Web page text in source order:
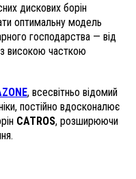
дискових борін
оптимальну модель
господарства — від
високою часткою
, всесвітньо відомий
постійно вдосконалює
CATROS, розширюючи